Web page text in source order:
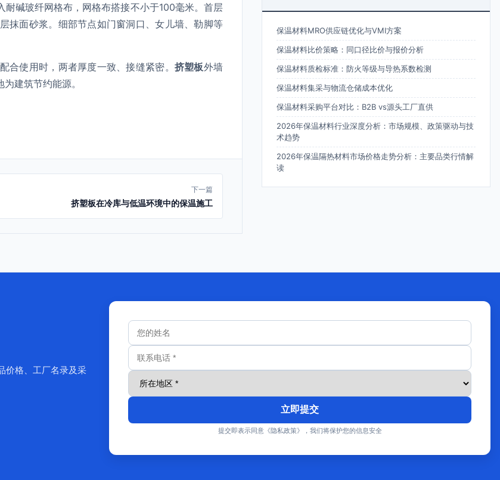
碱玻纤网格布，网格布搭接不小于100毫米。首层
抹面砂浆。细部节点如门窗洞口、女儿墙、勒脚等
合使用时，两者厚度一致、接缝紧密。 挤塑板外墙
建筑节约能源。
下一篇
挤塑板在冷库与低温环境中的保温施工
保温材料MRO供应链优化与VMI方案
保温材料比价策略：同口径比价与报价分析
保温材料质检标准：防火等级与导热系数检测
保温材料集采与物流仓储成本优化
保温材料采购平台对比：B2B vs源头工厂直供
2026年保温材料行业深度分析：市场规模、政策驱动与技
术趋势
2026年保温隔热材料市场价格走势分析：主要品类行情解
读
价格、工厂名录及采
立即提交
提交即表示同意《隐私政策》，我们将保护您的信息安全